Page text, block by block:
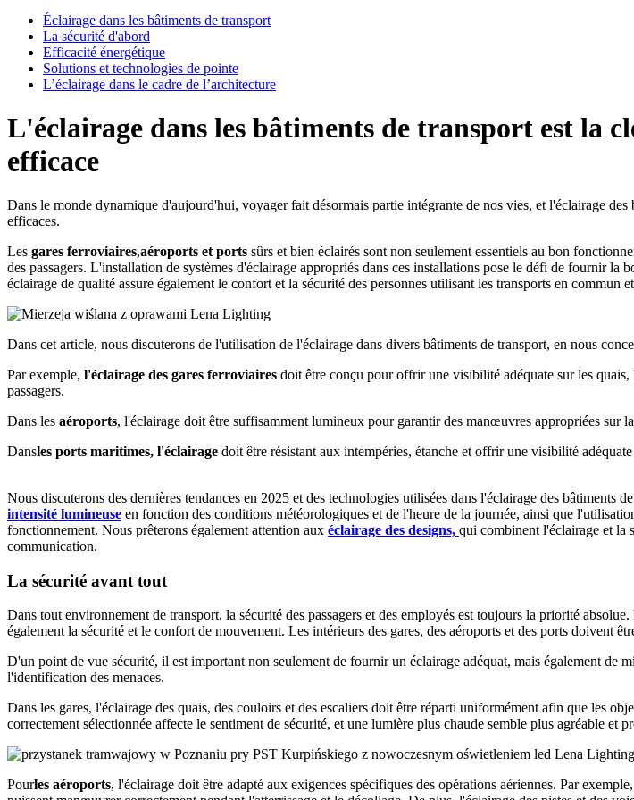
Éclairage dans les bâtiments de transport
La sécurité d'abord
Efficacité énergétique
Solutions et technologies de pointe
L’éclairage dans le cadre de l’architecture
L'éclairage dans les bâtiments de transport est la
efficace
Dans le monde dynamique d'aujourd'hui, voyager fait désormais partie intégrante de nos vies, et l'éclairage
efficaces.
Les gares ferroviaires,aéroports et ports sûrs et bien éclairés sont non seulement essentiels au bon
des passagers. L'installation de systèmes d'éclairage appropriés dans ces installations pose le défi de fournir
éclairage de qualité assure également le confort et la sécurité des personnes utilisant les transports en commun
Dans cet article, nous discuterons de l'utilisation de l'éclairage dans divers bâtiments de transport, en nous
Par exemple, l'éclairage des gares ferroviaires doit être conçu pour offrir une visibilité adéquate sur les
passagers.
Dans les aéroports, l'éclairage doit être suffisamment lumineux pour garantir des manœuvres appropriées sur
Dansles ports maritimes, l'éclairage doit être résistant aux intempéries, étanche et offrir une visibilité
Nous discuterons des dernières tendances en 2025 et des technologies utilisées dans l'éclairage des bâtiments
intensité lumineuse en fonction des conditions météorologiques et de l'heure de la journée, ainsi que
fonctionnement. Nous prêterons également attention aux éclairage des designs, qui combinent l'éclairage et la
communication.
La sécurité avant tout
Dans tout environnement de transport, la sécurité des passagers et des employés est toujours la priorité
également la sécurité et le confort de mouvement. Les intérieurs des gares, des aéroports et des ports doivent
D'un point de vue sécurité, il est important non seulement de fournir un éclairage adéquat, mais également
l'identification des menaces.
Dans les gares, l'éclairage des quais, des couloirs et des escaliers doit être réparti uniformément afin que les
correctement sélectionnée affecte le sentiment de sécurité, et une lumière plus chaude semble plus agréable et
Pourles aéroports, l'éclairage doit être adapté aux exigences spécifiques des opérations aériennes. Par